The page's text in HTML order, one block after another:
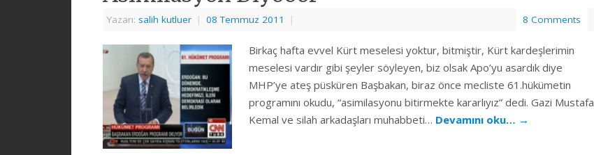
Yazarı: salih kutluer | 08 Temmuz 2011 | 8 Comments
Birkaç hafta evvel Kürt meselesi yoktur, bitmiştir, Kürt kardeşlerimin
meselesi vardır gibi şeyler söyleyen, biz olsak Apo’yu asardık diye
MHP’ye ateş püsküren Başbakan, biraz önce mecliste 61.hükümetin
programını okudu, “asimilasyonu bitirmekte kararlıyız” dedi. Gazi Mustafa
Kemal ve silah arkadaşları muhabbeti… Devamını oku… →